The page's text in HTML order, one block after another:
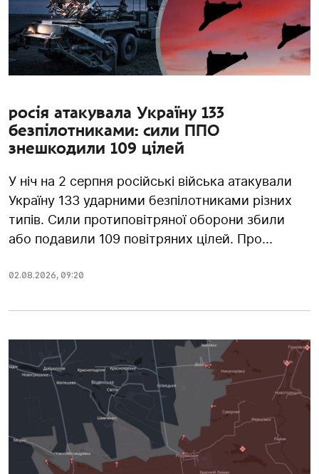
росія атакувала Україну 133
безпілотниками: сили ППО
знешкодили 109 цілей
У ніч на 2 серпня російські війська атакували
Україну 133 ударними безпілотниками різних
типів. Сили протиповітряної оборони збили
або подавили 109 повітряних цілей. Про...
02.08.2026, 09:20